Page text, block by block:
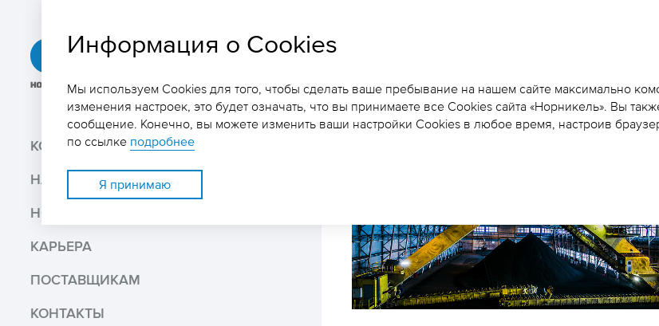
ГРК
КОМПАНИЯ
НАШ БИЗНЕС
НОВОСТИ И МЕДИА
КАРЬЕРА
ПОСТАВЩИКАМ
КОНТАКТЫ
БЫСТРИНСКИЙ
ВЫПУСКА ЖРК
Поиск
Поделиться
Распечатать
Информация о Cookies
Мы используем Cookies для того, чтобы сделать ваше пребывание на нашем сайте максимально
изменения настроек, это будет означать, что вы принимаете все Cookies сайта «Норникель». Вы
сообщение. Конечно, вы можете изменить ваши настройки Cookies в любое время, настроив
по ссылке подробнее
Я принимаю